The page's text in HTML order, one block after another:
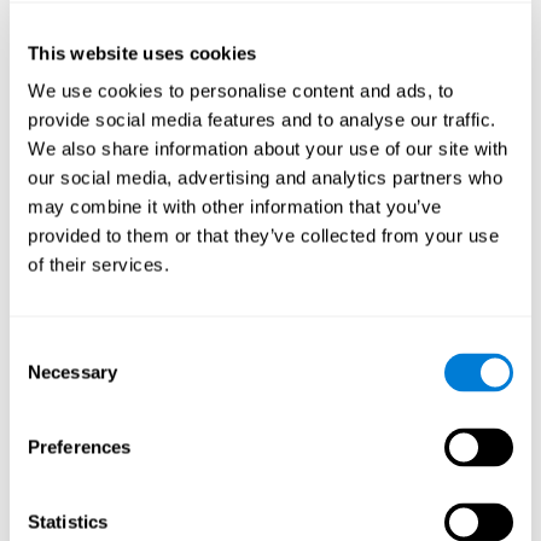
This website uses cookies
We use cookies to personalise content and ads, to
provide social media features and to analyse our traffic.
We also share information about your use of our site with
our social media, advertising and analytics partners who
may combine it with other information that you’ve
provided to them or that they’ve collected from your use
of their services.
Selection
Necessary
Preferences
Statistics
Methodologie
Teilnehmer
Personen mit einem Lebensalter von über 50 Jahren, die zur
Ambulanz der Abteilung für Neurologie im Sourasky Medical
Center von Tel Aviv kamen, wurden eingeladen, an der Studie
teilzuhaben. Die
Einschlusskriterien
waren: der Wunsch, an der
Studie teilzunehmen, die Fähigkeit, das Einwilligungformular zu
verstehen und die Möglichkeit zu Hause am Computer zu
Depression und jede andere psychiatrische Störung, die eine
Medikation erfordert, sowie andere Störungen, welche die Studie
Entschluss fassten, das Training nicht zu absolvieren, deshalb